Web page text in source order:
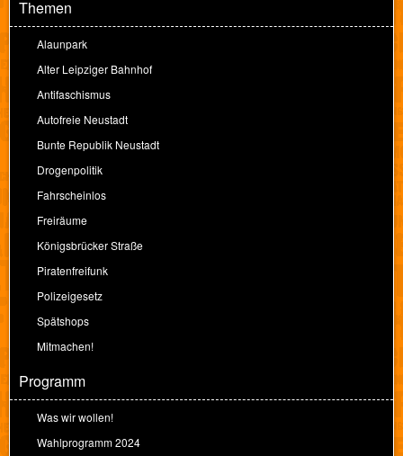
Themen
Alaunpark
Alter Leipziger Bahnhof
Antifaschismus
Autofreie Neustadt
Bunte Republik Neustadt
Drogenpolitik
Fahrscheinlos
Freiräume
Königsbrücker Straße
Piratenfreifunk
Polizeigesetz
Spätshops
Mitmachen!
Programm
Was wir wollen!
Wahlprogramm 2024